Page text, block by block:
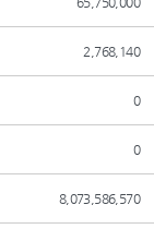
2,768,140
0
0
8,073,586,570